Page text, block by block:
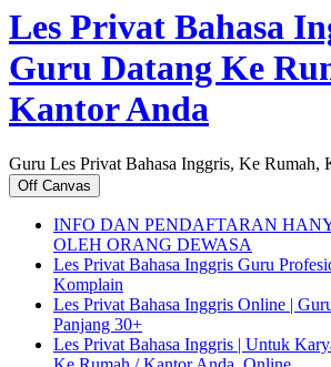
Les Privat Bahasa
Guru Datang Ke
Kantor Anda
Guru Les Privat Bahasa Inggris, Ke Rumah,
Off Canvas
INFO DAN PENDAFTARAN
OLEH ORANG DEWASA
Les Privat Bahasa Inggris Guru
Komplain
Les Privat Bahasa Inggris Online |
Panjang 30+
Les Privat Bahasa Inggris | Untuk